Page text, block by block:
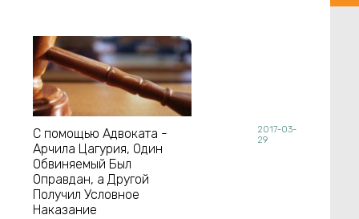
С помощью Адвоката -
Арчила Цагурия, Один
Обвиняемый Был
Оправдан, а Другой
Получил Условное
Наказание
2017-03-
29